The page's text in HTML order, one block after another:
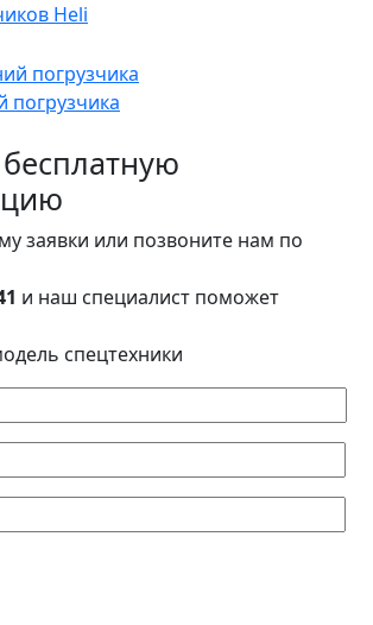
Heli
погрузчика
бесплатную
заявки или позвоните нам по
и наш специалист поможет
спецтехники